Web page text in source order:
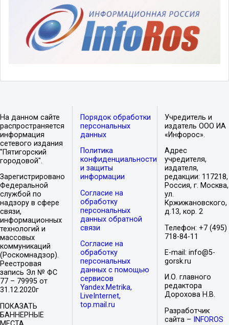
На данном сайте
распространяется
информация
сетевого издания
"Пятигорский
городовой".
Зарегистрировано
Федеральной
службой по
надзору в сфере
связи,
информационных
технологий и
массовых
коммуникаций
(Роскомнадзор).
Реестровая
запись Эл № ФС
77 – 79995 от
31.12.2020г
ПОКАЗАТЬ
БАННЕРНЫЕ
Порядок обработки
персональных
данных
Политика
конфиденциальности
и защиты
информации
Согласие на
обработку
персональных
данных обратной
связи
Согласие на
обработку
персональных
данных с помощью
сервисов
Yandex.Metrika,
LiveInternet,
top.mail.ru
Учредитель и
издатель ООО ИА
«Инфорос».
Адрес
учредителя,
издателя,
редакции: 117218,
Россия, г. Москва,
ул.
Кржижановского,
д.13, кор. 2
Телефон: +7 (495)
718-84-11
E-mail: info@5-
gorsk.ru
И.О. главного
редактора
Дорохова Н.В.
Разработчик
сайта –
INFOROS